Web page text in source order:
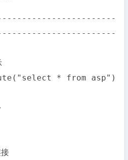
* from asp")